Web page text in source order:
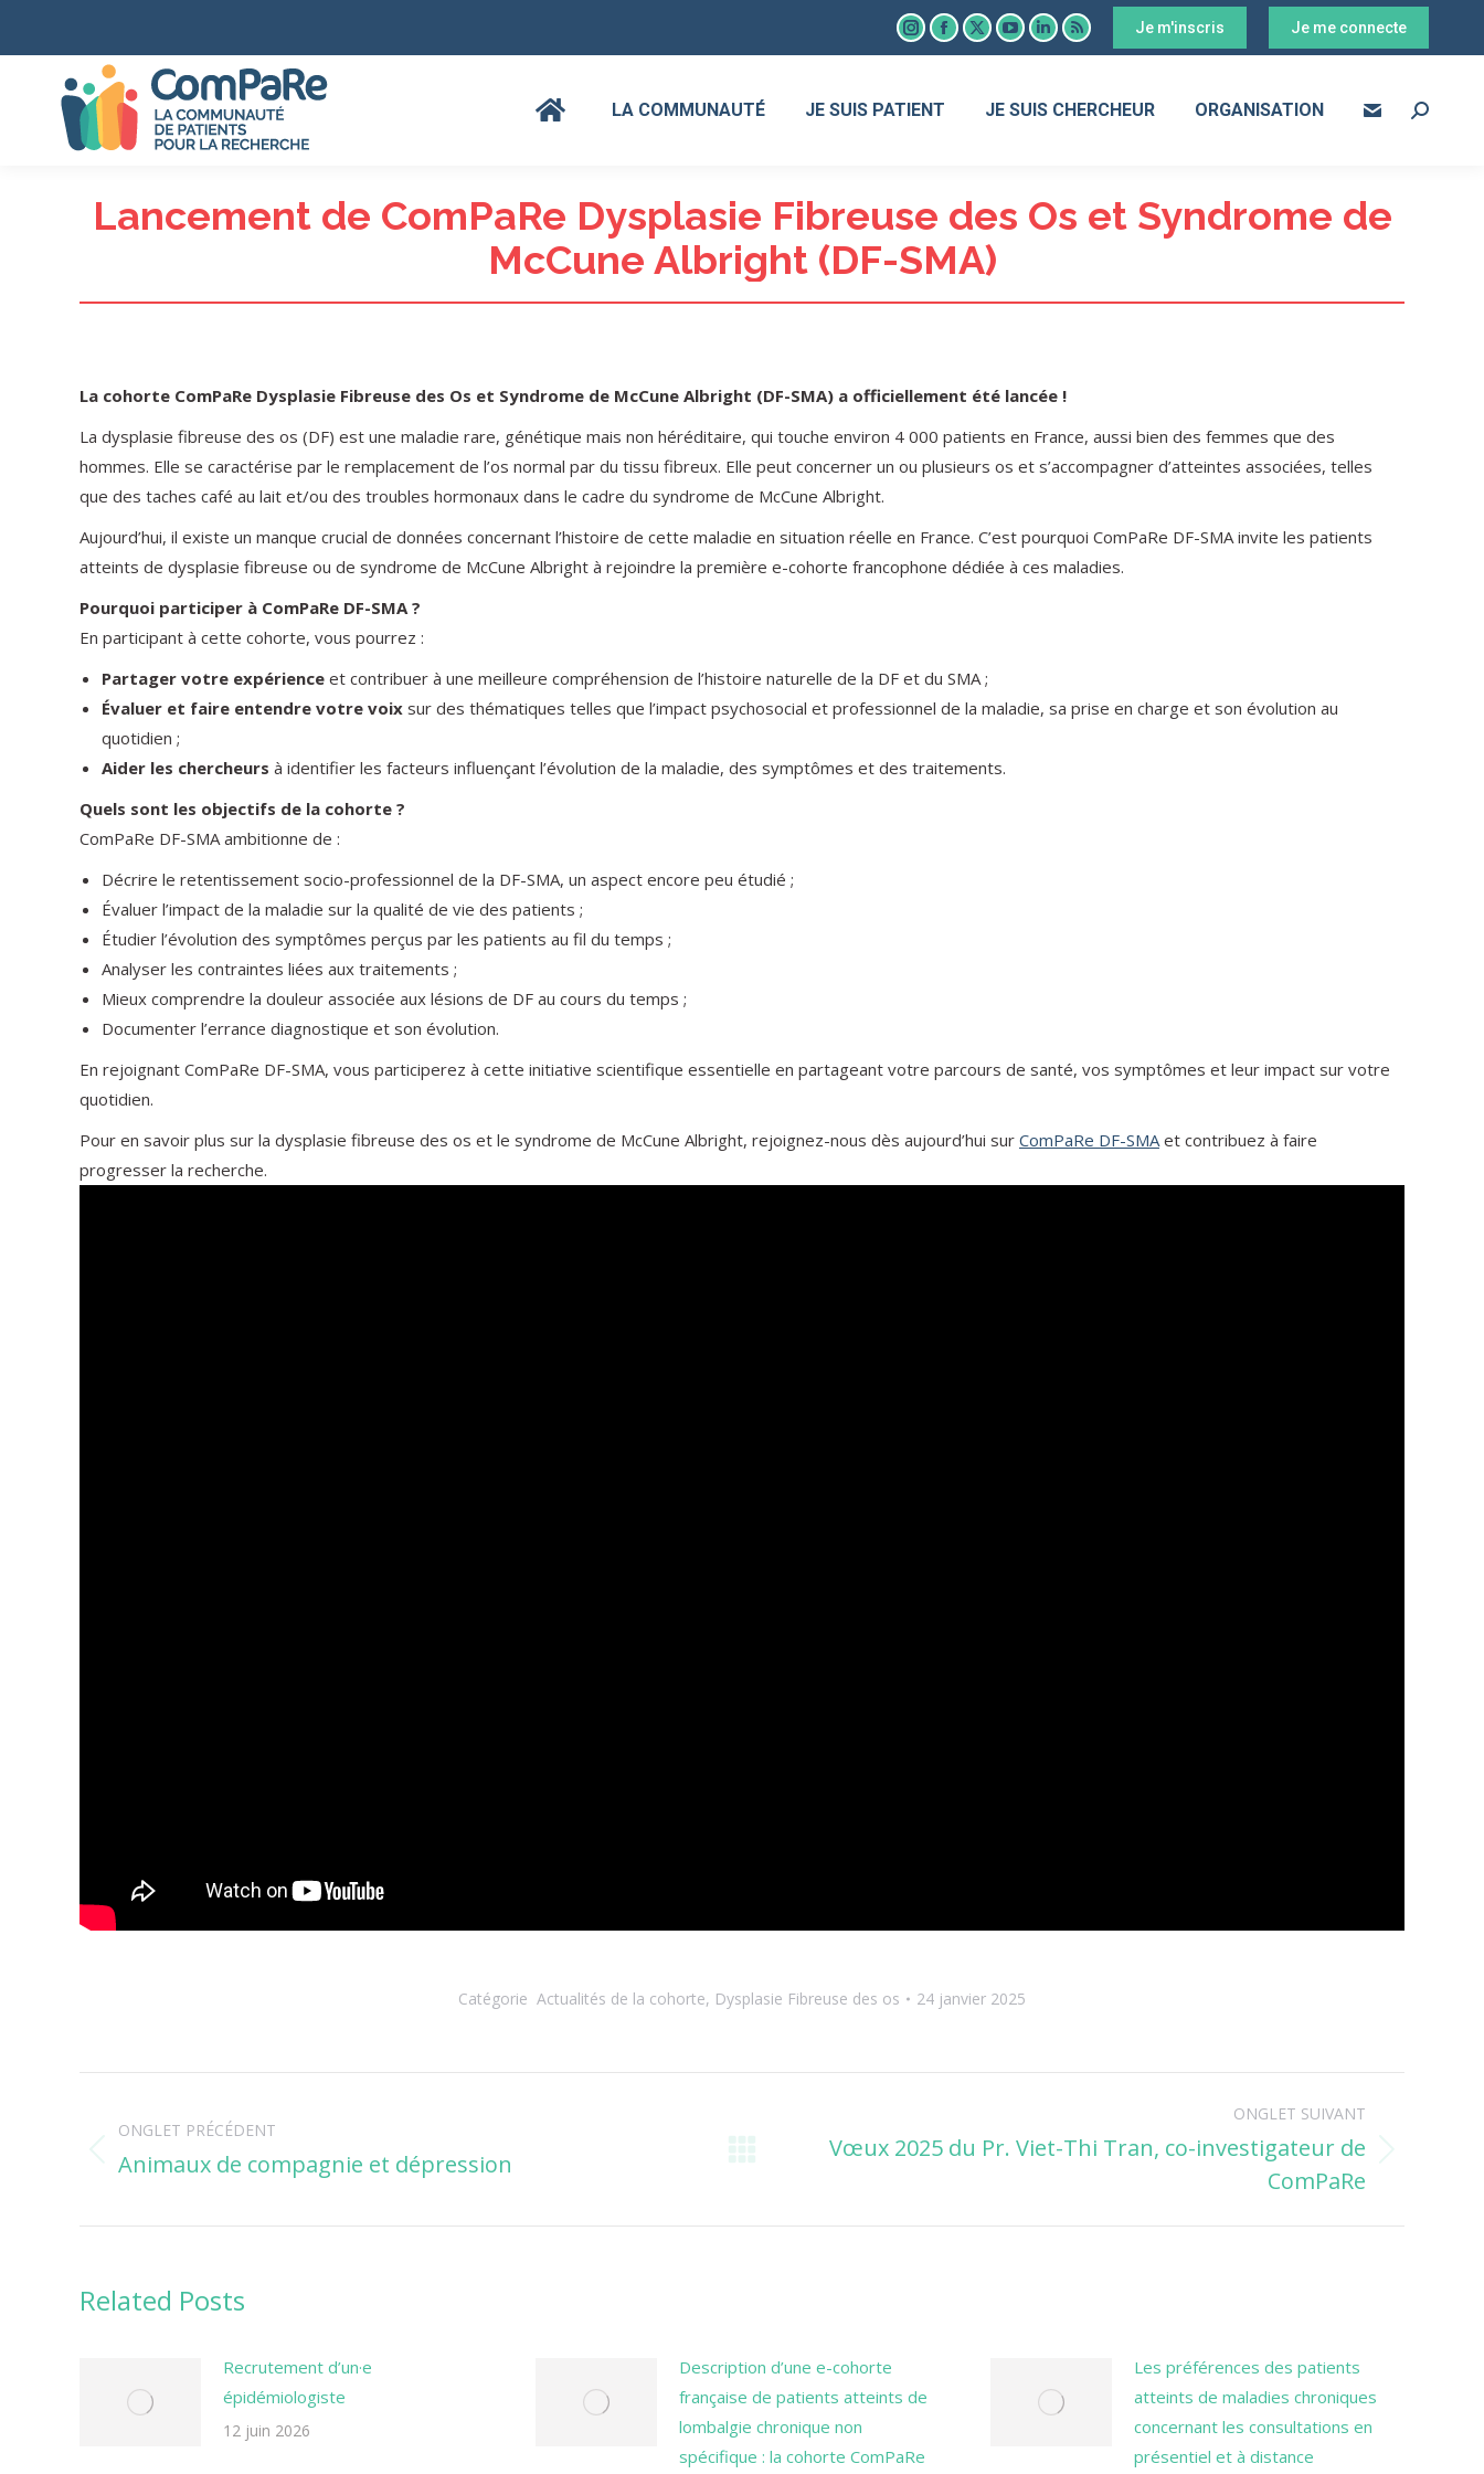
Instagram
opens
Facebook
opens
X
opens
YouTube
opens
LinkedIn
opens
RSS
opens
Je m'inscris Je me connecte
LA COMMUNAUTÉ JE SUIS PATIENT JE SUIS CHERCHEUR ORGANISATION Search:
Lancement de ComPaRe Dysplasie Fibreuse des Os et Syndrome de
McCune Albright (DF-SMA)
La cohorte ComPaRe Dysplasie Fibreuse des Os et Syndrome de McCune Albright (DF-SMA) a officiellement été lancée !
La dysplasie fibreuse des os (DF) est une maladie rare, génétique mais non héréditaire, qui touche environ 4 000 patients en France, aussi bien des femmes que des
hommes. Elle se caractérise par le remplacement de l’os normal par du tissu fibreux. Elle peut concerner un ou plusieurs os et s’accompagner d’atteintes associées, telles
que des taches café au lait et/ou des troubles hormonaux dans le cadre du syndrome de McCune Albright.
Aujourd’hui, il existe un manque crucial de données concernant l’histoire de cette maladie en situation réelle en France. C’est pourquoi ComPaRe DF-SMA invite les patients
atteints de dysplasie fibreuse ou de syndrome de McCune Albright à rejoindre la première e-cohorte francophone dédiée à ces maladies.
Pourquoi participer à ComPaRe DF-SMA ?
En participant à cette cohorte, vous pourrez :
Partager votre expérience et contribuer à une meilleure compréhension de l’histoire naturelle de la DF et du SMA ;
Évaluer et faire entendre votre voix sur des thématiques telles que l’impact psychosocial et professionnel de la maladie, sa prise en charge et son évolution au
quotidien ;
Aider les chercheurs à identifier les facteurs influençant l’évolution de la maladie, des symptômes et des traitements.
Quels sont les objectifs de la cohorte ?
ComPaRe DF-SMA ambitionne de :
Décrire le retentissement socio-professionnel de la DF-SMA, un aspect encore peu étudié ;
Évaluer l’impact de la maladie sur la qualité de vie des patients ;
Étudier l’évolution des symptômes perçus par les patients au fil du temps ;
Analyser les contraintes liées aux traitements ;
Mieux comprendre la douleur associée aux lésions de DF au cours du temps ;
Documenter l’errance diagnostique et son évolution.
En rejoignant ComPaRe DF-SMA, vous participerez à cette initiative scientifique essentielle en partageant votre parcours de santé, vos symptômes et leur impact sur votre
quotidien.
Pour en savoir plus sur la dysplasie fibreuse des os et le syndrome de McCune Albright, rejoignez-nous dès aujourd’hui sur ComPaRe DF-SMAet contribuez à faire
progresser la recherche.
Catégorie Actualités de la cohorte, Dysplasie Fibreuse des os 24 janvier 2025
ONGLET PRÉCÉDENT
Onglet
Animaux de compagnie et dépression
ONGLET SUIVANT
OngletVœux 2025 du Pr. Viet-Thi Tran, co-investigateur de
ComPaRe
Related Posts
Recrutement d’un·e
épidémiologiste
12 juin 2026
Description d’une e-cohorte
française de patients atteints de
lombalgie chronique non
spécifique : la cohorte ComPaRe
Les préférences des patients
atteints de maladies chroniques
concernant les consultations en
présentiel et à distance